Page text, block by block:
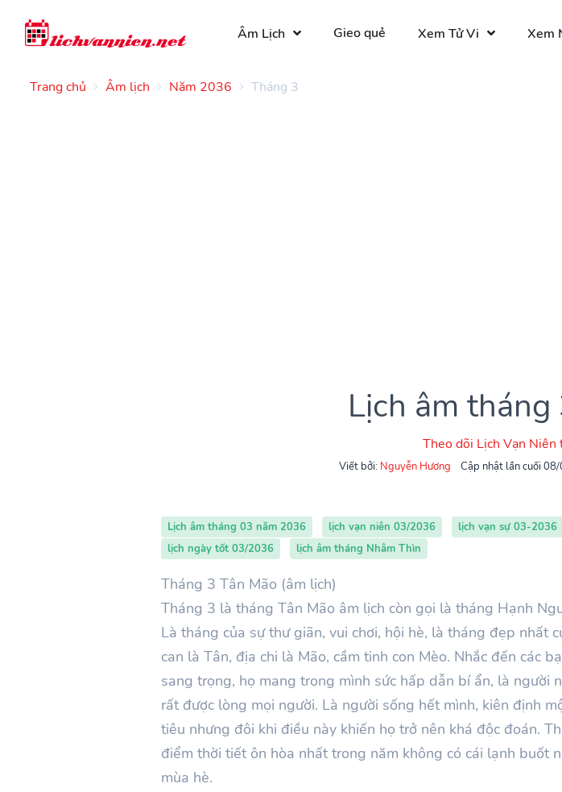
Âm Lịch Gieo quẻ Xem Tử Vi Xem
Trang chủ Âm lịch Năm 2036 Tháng 3
Lịch âm
Theo dõi Lịch Vạn Niên
Viết bởi: Nguyễn Hương Cập nhật lần cuối
Lịch âm tháng 03 năm 2036 lịch vạn niên 03/2036 lịch vạn sự 03-2036
lịch ngày tốt 03/2036
lịch âm tháng Nhâm Thìn
Tháng 3 Tân Mão (âm lịch)
Tháng 3 là tháng Tân Mão âm lịch còn gọi là tháng Hạnh
Là tháng của sự thư giãn, vui chơi, hội hè, là tháng đẹp nhất
can là Tân, địa chi là Mão, cầm tinh con Mèo. Nhắc đến các
sang trọng, họ mang trong mình sức hấp dẫn bí ẩn, là người
rất được lòng mọi người. Là người sống hết mình, kiên định
tiêu nhưng đôi khi điều này khiến họ trở nên khá độc đoán.
điểm thời tiết ôn hòa nhất trong năm không có cái lạnh buốt
mùa hè.